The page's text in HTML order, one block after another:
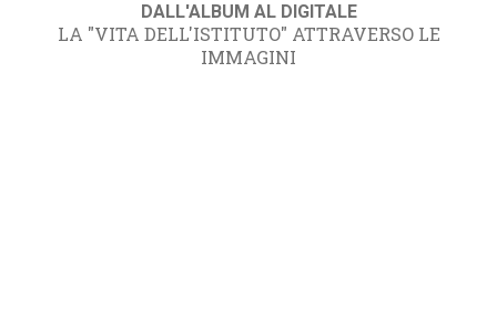
DALL'ALBUM AL DIGITALE
LA "VITA DELL'ISTITUTO" ATTRAVERSO LE
IMMAGINI